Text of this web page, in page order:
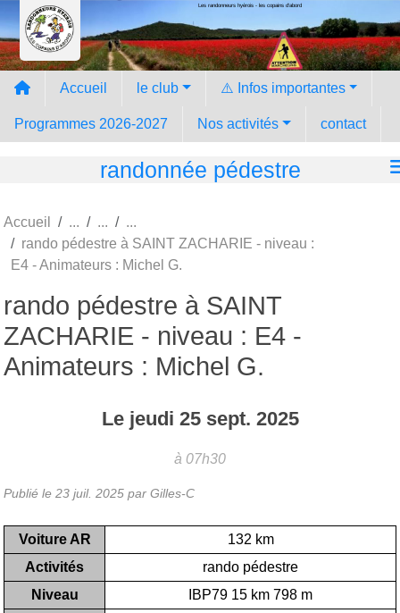
Les randonneurs hyèrois - les copains d'abord
Accueil le club ⚠️ Infos importantes
Programmes 2026-2027 Nos activités contact
randonnée pédestre
Accueil
rando pédestre à SAINT ZACHARIE - niveau :
E4 - Animateurs : Michel G.
rando pédestre à SAINT
ZACHARIE - niveau : E4 -
Animateurs : Michel G.
Le jeudi 25 sept. 2025
à 07h30
Publié le 23 juil. 2025 par Gilles-C
Voiture AR
132 km
Activités
rando pédestre
Niveau
IBP79 15 km 798 m
Panneau de gestion des cookies